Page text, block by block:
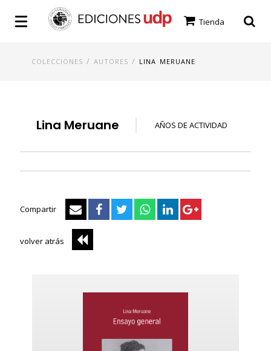
Tienda
COLECCIONES /AUTORES / LINA MERUANE
Lina Meruane AÑOS DE ACTIVIDAD
Compartir
volver atrás